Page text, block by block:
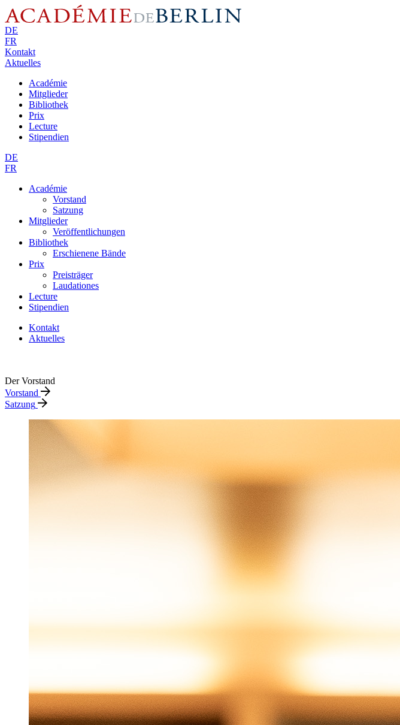
DE
FR
Kontakt
Aktuelles
Académie
Mitglieder
Bibliothek
Prix
Lecture
Stipendien
DE
FR
Académie
Vorstand
Satzung
Mitglieder
Veröffentlichungen
Bibliothek
Erschienene Bände
Prix
Preisträger
Laudationes
Lecture
Stipendien
Kontakt
Aktuelles
Der Vorstand
Vorstand
Satzung